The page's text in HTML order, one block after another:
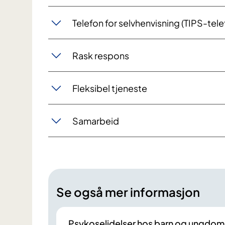
Telefon for selvhenvisning (TIPS-
Rask respons
Fleksibel tjeneste
Samarbeid
Se også mer informasjon